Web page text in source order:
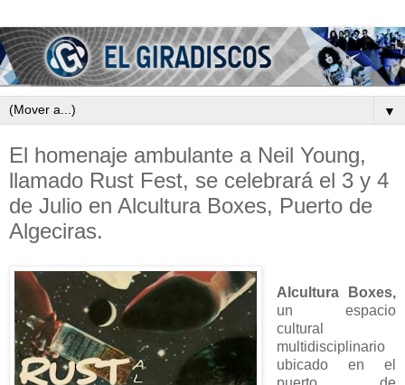
▼
El homenaje ambulante a Neil Young,
llamado Rust Fest, se celebrará el 3 y 4
de Julio en Alcultura Boxes, Puerto de
Algeciras.
Alcultura Boxes,
un espacio
cultural
multidisciplinario
ubicado en el